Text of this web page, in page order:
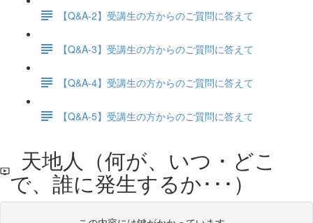
【Q&A-2】受講生の方からのご質問に答えて
【Q&A-3】受講生の方からのご質問に答えて
【Q&A-4】受講生の方からのご質問に答えて
【Q&A-5】受講生の方からのご質問に答えて
天地人（何が、いつ・どこ
で、誰に発生するか･･･）